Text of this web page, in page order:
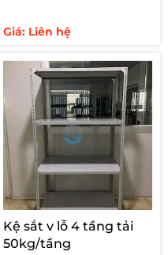
chiều dài lọt lòng của
để được 2 pallet sắt,
rãi gúp để trực tiếp 2
nền nhà kho
Giá: Liên hệ
Kệ sắt v lỗ 4 tầng tải
50kg/tầng